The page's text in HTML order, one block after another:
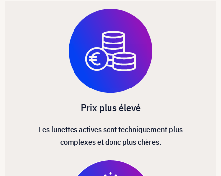
Prix plus élevé
Les lunettes actives sont techniquement plus
complexes et donc plus chères.